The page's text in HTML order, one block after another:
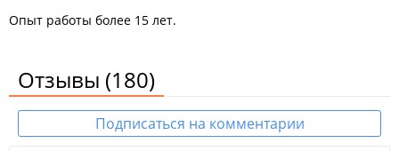
Опыт работы более 15 лет.
Отзывы (180)
Подписаться на комментарии